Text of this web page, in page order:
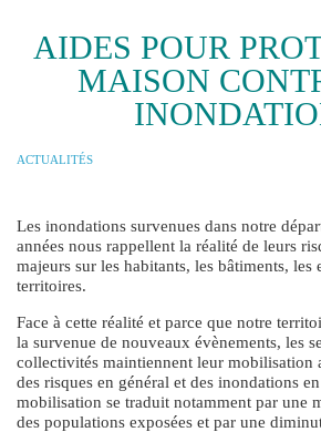
AIDES POUR
MAISON
ACTUALITÉS
Les inondations survenues dans notre
années nous rappellent la réalité de leurs
majeurs sur les habitants, les bâtiments, les
territoires.
Face à cette réalité et parce que notre
la survenue de nouveaux évènements, les
collectivités maintiennent leur mobilisation
des risques en général et des inondations
mobilisation se traduit notamment par une
des populations exposées et par une